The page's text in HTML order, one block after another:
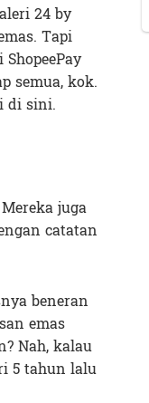
24 by
Tapi
semua, kok.
di sini.
juga
catatan
beneran
emas
Nah, kalau
5 tahun lalu